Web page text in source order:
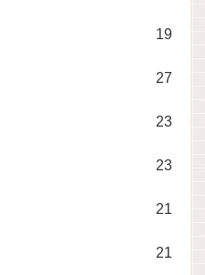
19
27
23
23
21
21